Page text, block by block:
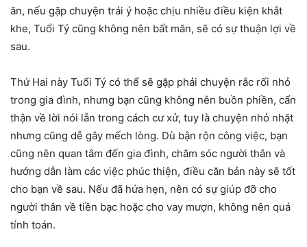
ăn, nếu gặp chuyện trái ý hoặc chịu nhiều điều kiện khắt
khe, Tuổi Tý cũng không nên bất mãn, sẽ có sự thuận lợi về
sau.
Thứ Hai này Tuổi Tý có thể sẽ gặp phải chuyện rắc rối nhỏ
trong gia đình, nhưng bạn cũng không nên buồn phiền, cẩn
thận về lời nói lẫn trong cách cư xử, tuy là chuyện nhỏ nhặt
nhưng cũng dễ gây mếch lòng. Dù bận rộn công việc, bạn
cũng nên quan tâm đến gia đình, chăm sóc người thân và
hướng dẫn làm các việc phúc thiện, điều căn bản này sẽ tốt
cho bạn về sau. Nếu đã hứa hẹn, nên có sự giúp đỡ cho
người thân về tiền bạc hoặc cho vay mượn, không nên quá
tính toán.